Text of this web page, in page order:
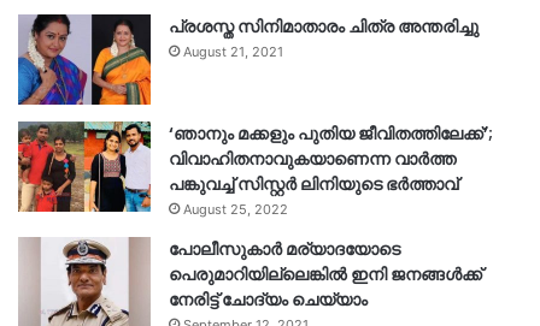
പ്രശസ്ത സിനിമാതാരം ചിത്ര അന്തരിച്ചു
August 21, 2021
‘ഞാനും മക്കളും പുതിയ ജീവിതത്തിലേക്ക്’;
വിവാഹിതനാവുകയാണെന്ന വാർത്ത
പങ്കുവച്ച് സിസ്റ്റർ ലിനിയുടെ ഭർത്താവ്
August 25, 2022
പോലീസുകാര്‍ മര്യാദയോടെ
പെരുമാറിയില്ലെങ്കില്‍ ഇനി ജനങ്ങള്‍ക്ക്
നേരിട്ട് ചോദ്യം ചെയ്യാം